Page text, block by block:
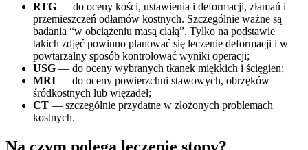
RTG — do oceny kości, ustawienia i deformacji, złamań i
przemieszczeń odłamów kostnych. Szczególnie ważne są
badania “w obciążeniu masą ciałą”. Tylko na podstawie
takich zdjęć powinno planować się leczenie deformacji i w
powtarzalny sposób kontrolować wyniki operacji;
USG — do oceny wybranych tkanek miękkich i ścięgien;
MRI — do oceny powierzchni stawowych, obrzęków
śródkostnych lub więzadeł;
CT — szczególnie przydatne w złożonych problemach
kostnych.